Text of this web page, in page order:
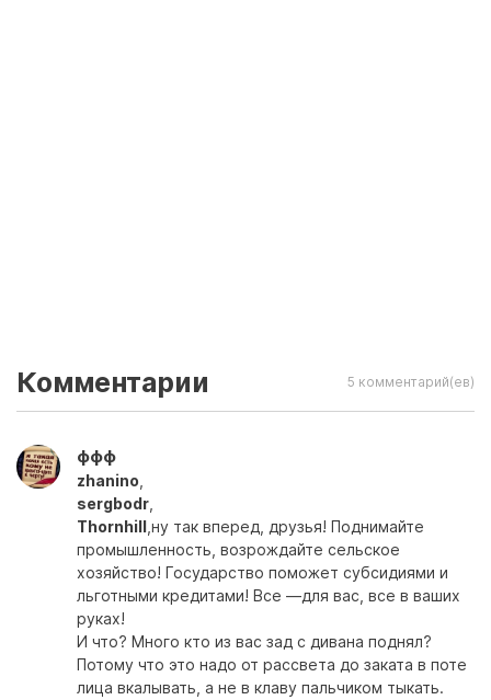
Комментарии 5 комментарий(ев)
ффф
zhanino
sergbodr
Thornhill ,ну так вперед, друзья! Поднимайте
промышленность, возрождайте сельское
хозяйство! Государство поможет субсидиями и
льготными кредитами! Все —для вас, все в ваших
руках!
И что? Много кто из вас зад с дивана поднял?
Потому что это надо от рассвета до заката в поте
лица вкалывать, а не в клаву пальчиком тыкать.